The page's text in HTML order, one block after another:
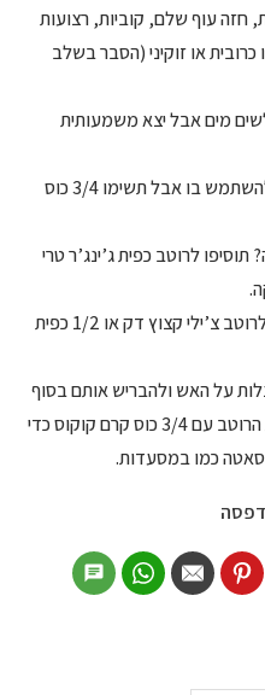
חזה עוף שלם, קוביות, רצועות
כרובית או זוקיני (הסבר בשלב
מים אבל יצא משמעותית
– אם יש לכם רק חלב קוקוס אפשר להשתמש בו אבל תשימו 3/4 כוס
לרוטב כפית ג’ינג’ר טרי
– רוצים טעם פינקטי? אפשר להוסיף לרוטב צ’ילי קצוץ דק או 1/2 כפית
על האש ולהבריש אותם בסוף
ברוטב בוטנים. במקרה הזה תכינו את הרוטב עם 3/4 כוס קרם קוקוס כדי
סאטה כמו במסעדות.